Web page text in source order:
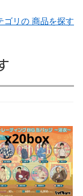
ゴリの 商品を探す